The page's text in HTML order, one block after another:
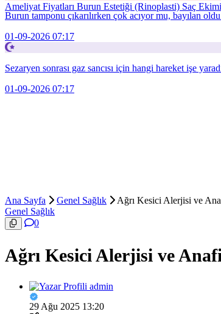
Burun tamponu çıkarılırken çok acıyor mu, bayılan
01-09-2026 07:17
Sezaryen sonrası gaz sancısı için hangi hareket işe
01-09-2026 07:17
Ameliyat Fiyatları Burun Estetiği (Rinoplasti) Saç Ekimi
Ana Sayfa Genel Sağlık
Ağrı Kesici Alerjisi ve
Genel Sağlık
0
Ağrı Kesici Alerjisi ve
admin
29 Ağu 2025 13:20